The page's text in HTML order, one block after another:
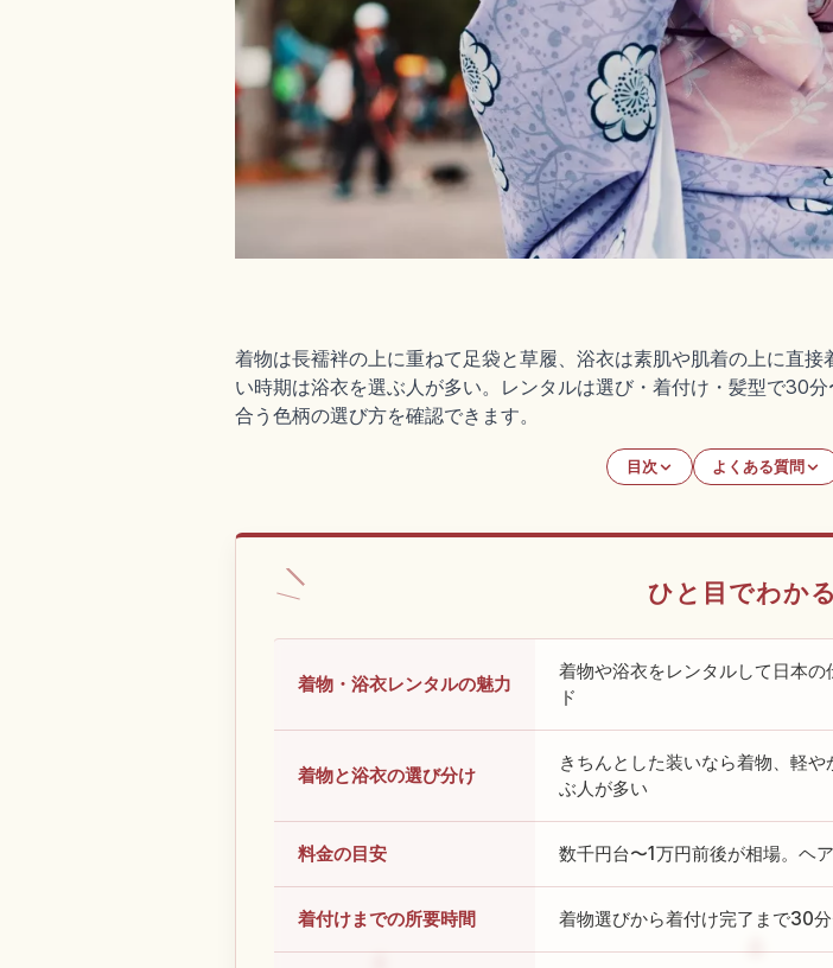
着物は長襦袢の上に重ねて足袋と草履、浴衣は素肌や肌着の上に直
い時期は浴衣を選ぶ人が多い。レンタルは選び・着付け・髪型で30
合う色柄の選び方を確認できます。
目次 よくある質問
ひと目でわか
着物・浴衣レンタルの魅力
着物や浴衣をレンタルして日本
ド
着物と浴衣の選び分け
きちんとした装いなら着物、軽
ぶ人が多い
料金の目安 数千円台〜1万円前後が相場。ヘ
着付けまでの所要時間 着物選びから着付け完了まで30